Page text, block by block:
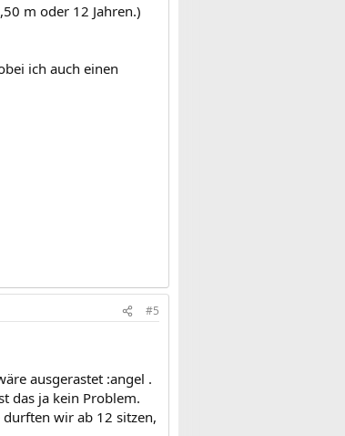
m oder 12 Jahren.)
ich auch einen
#5
ausgerastet :angel .
das ja kein Problem.
wir ab 12 sitzen,